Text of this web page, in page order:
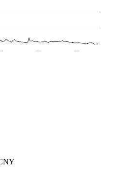
1,41
7,87
14,33
2025 2026